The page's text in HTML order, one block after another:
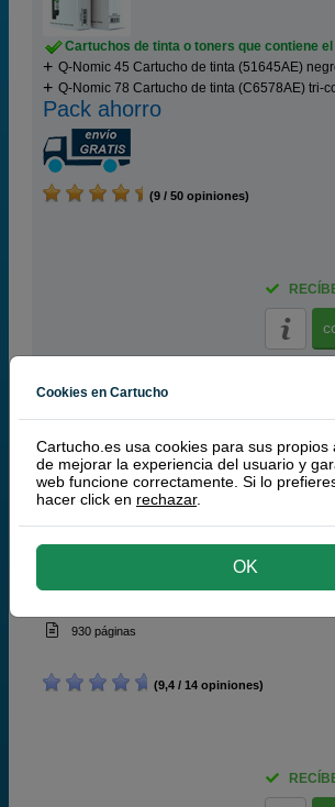
Cartuchos de tinta o toners que contiene
Q-Nomic 45 Cartucho de tinta (51645AE)
Q-Nomic 78 Cartucho de tinta (C6578AE) tri-
Pack ahorro
(9 / 50 opiniones)
HP
100% Cartuchos
HP 45 Cartucho de tinta negro XL (HP
930 páginas
(9,4 / 14 opiniones)
Cookies en Cartucho
Cartucho.es usa cookies para sus propios
de mejorar la experiencia del usuario y
web funcione correctamente. Si lo
hacer click en rechazar.
OK